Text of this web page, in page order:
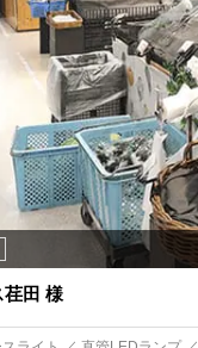
荏田 様